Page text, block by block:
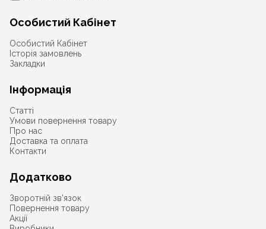
Особистий Кабінет
Особистий Кабінет
Історія замовлень
Закладки
Інформація
Статті
Умови повернення товару
Про нас
Доставка та оплата
Контакти
Додатково
Зворотній зв'язок
Повернення товару
Акції